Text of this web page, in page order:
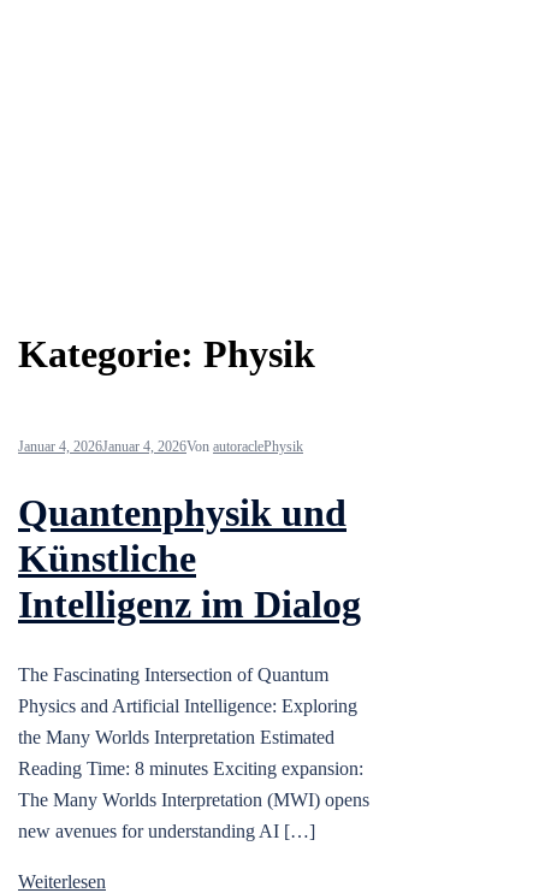
Kategorie: Physik
Januar 4, 2026Januar 4, 2026Von autoraclePhysik
Quantenphysik und
Künstliche
Intelligenz im Dialog
The Fascinating Intersection of Quantum
Physics and Artificial Intelligence: Exploring
the Many Worlds Interpretation Estimated
Reading Time: 8 minutes Exciting expansion:
The Many Worlds Interpretation (MWI) opens
new avenues for understanding AI […]
Weiterlesen